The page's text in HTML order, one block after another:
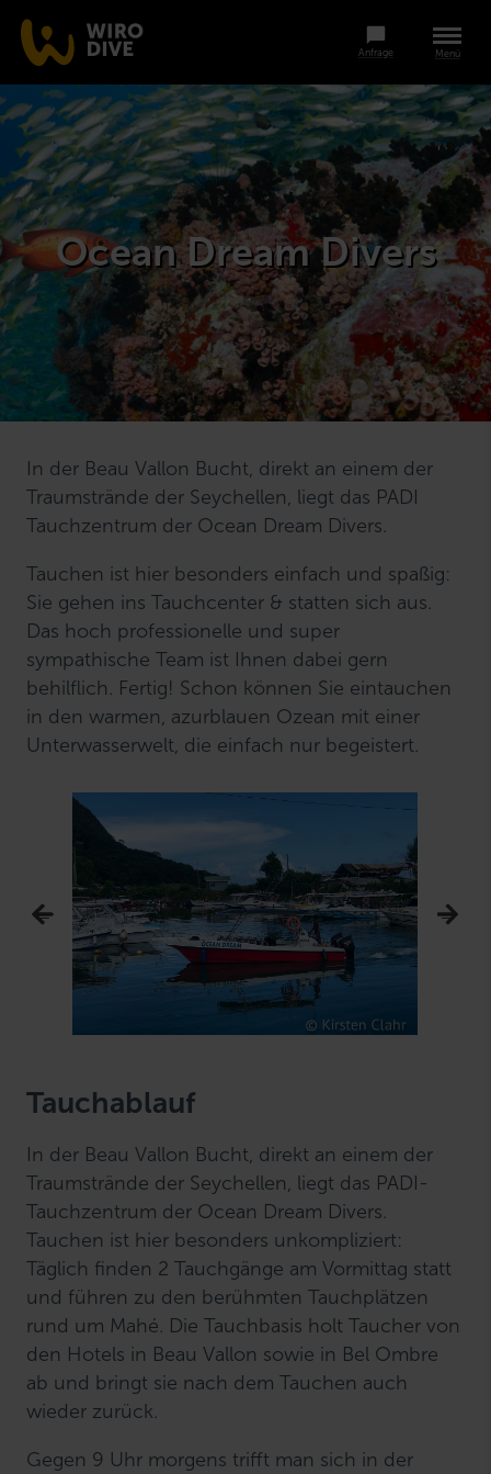
Menü
Anfrage
Ocean Dream Divers
In der Beau Vallon Bucht, direkt an einem der
Traumstrände der Seychellen, liegt das PADI
Tauchzentrum der Ocean Dream Divers.
Tauchen ist hier besonders einfach und spaßig:
Sie gehen ins Tauchcenter & statten sich aus.
Das hoch professionelle und super
sympathische Team ist Ihnen dabei gern
behilflich. Fertig! Schon können Sie eintauchen
in den warmen, azurblauen Ozean mit einer
Unterwasserwelt, die einfach nur begeistert.
Tauchablauf
In der Beau Vallon Bucht, direkt an einem der
Traumstrände der Seychellen, liegt das PADI-
Tauchzentrum der Ocean Dream Divers.
Tauchen ist hier besonders unkompliziert:
Täglich finden 2 Tauchgänge am Vormittag statt
und führen zu den berühmten Tauchplätzen
rund um Mahé. Die Tauchbasis holt Taucher von
den Hotels in Beau Vallon sowie in Bel Ombre
ab und bringt sie nach dem Tauchen auch
wieder zurück.
Gegen 9 Uhr morgens trifft man sich in der